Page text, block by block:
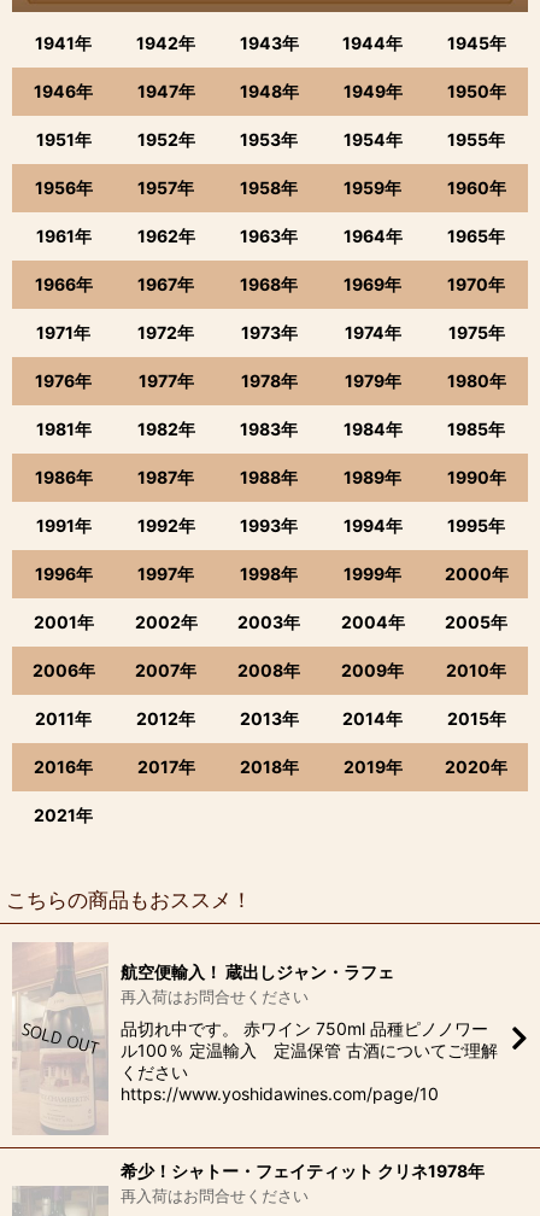
1941年 1942年 1943年 1944年 1945年
1946年 1947年 1948年 1949年 1950年
1951年 1952年 1953年 1954年 1955年
1956年 1957年 1958年 1959年 1960年
1961年 1962年 1963年 1964年 1965年
1966年 1967年 1968年 1969年 1970年
1971年 1972年 1973年 1974年 1975年
1976年 1977年 1978年 1979年 1980年
1981年 1982年 1983年 1984年 1985年
1986年 1987年 1988年 1989年 1990年
1991年 1992年 1993年 1994年 1995年
1996年 1997年 1998年 1999年 2000年
2001年 2002年 2003年 2004年 2005年
2006年 2007年 2008年 2009年 2010年
2011年 2012年 2013年 2014年 2015年
2016年 2017年 2018年 2019年 2020年
2021年
こちらの商品もおススメ！
航空便輸入！ 蔵出しジャン・ラフェ
再入荷はお問合せください
品切れ中です。 赤ワイン 750ml 品種ピノノワー
ル100％ 定温輸入 定温保管 古酒についてご理解
ください
https://www.yoshidawines.com/page/10
希少！シャトー・フェイティット クリネ1978年
再入荷はお問合せください